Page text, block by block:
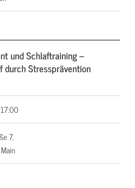
und Schlaftraining –
durch Stressprävention
7,